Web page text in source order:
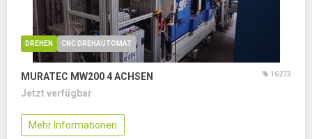
DREHEN CNC DREHAUTOMAT
MURATEC MW2004 ACHSEN 16273
Jetzt verfügbar
Mehr Informationen